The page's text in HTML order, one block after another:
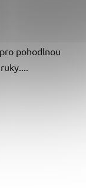
pohodlnou